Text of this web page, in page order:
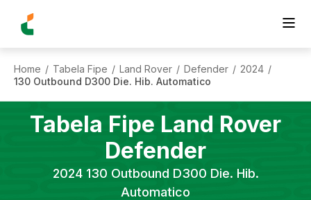
Home / Tabela Fipe / Land Rover / Defender / 2024 /
130 Outbound D300 Die. Hib. Automatico
Tabela Fipe Land Rover
Defender
2024 130 Outbound D300 Die. Hib.
Automatico